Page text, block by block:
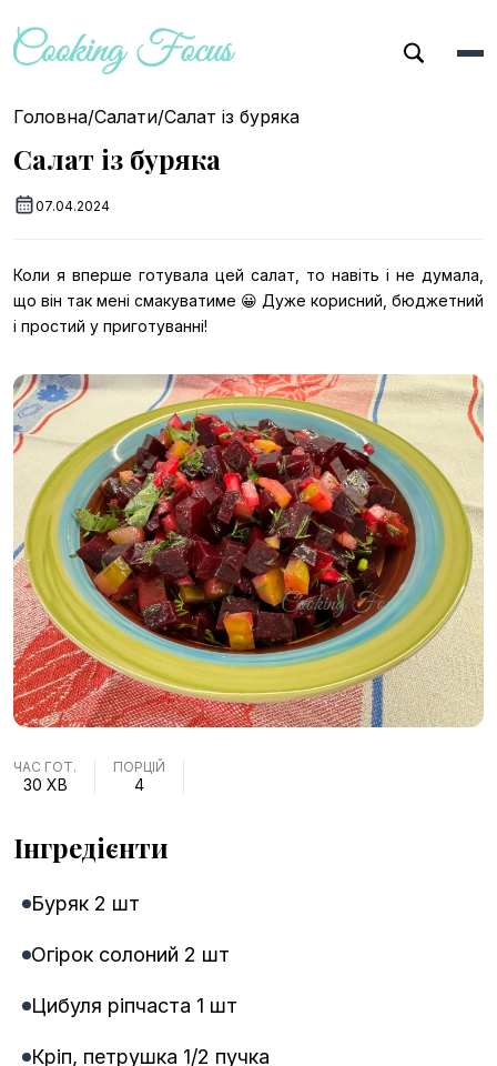
Головна/Салати/Салат із буряка
Салат із буряка
07.04.2024
Коли я вперше готувала цей салат, то навіть і не думала,
що він так мені смакуватиме 😀 Дуже корисний, бюджетний
і простий у приготуванні!
ЧАС ГОТ.
30 XВ
ПОРЦІЙ
4
Інгредієнти
Буряк 2 шт
Огірок солоний 2 шт
Цибуля ріпчаста 1 шт
Кріп, петрушка 1/2 пучка